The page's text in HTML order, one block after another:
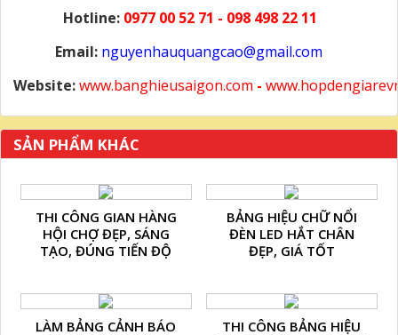
Hotline: 0977 00 52 71 - 098 498 22 11
Email: nguyenhauquangcao@gmail.com
Website:www.banghieusaigon.com -
SẢN PHẨM KHÁC
THI CÔNG GIAN HÀNG
HỘI CHỢ ĐẸP, SÁNG
TẠO, ĐÚNG TIẾN ĐỘ
BẢNG HIỆU CHỮ NỔI
ĐÈN LED HẮT CHÂN
ĐẸP, GIÁ TỐT
LÀM BẢNG CẢNH BÁO
THI CÔNG BẢNG HIỆU